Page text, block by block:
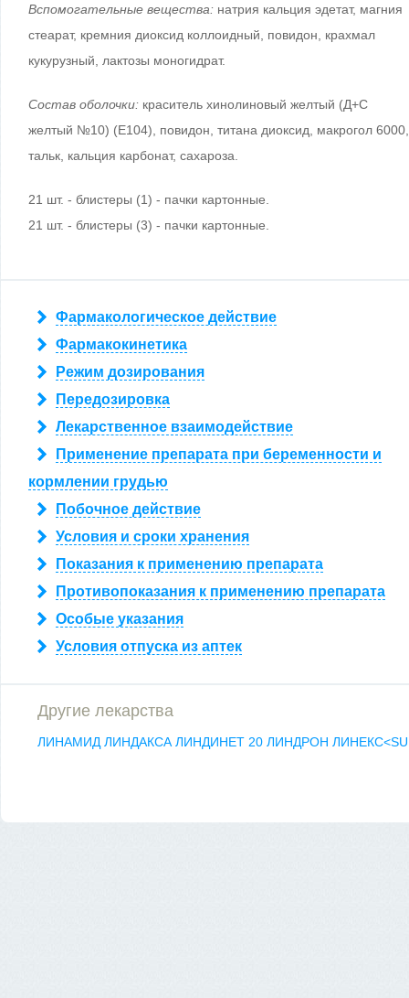
Вспомогательные вещества: натрия кальция эдетат, магния
стеарат, кремния диоксид коллоидный, повидон, крахмал
кукурузный, лактозы моногидрат.
Состав оболочки: краситель хинолиновый желтый (Д+С
желтый №10) (Е104), повидон, титана диоксид, макрогол 6000,
тальк, кальция карбонат, сахароза.
21 шт. - блистеры (1) - пачки картонные.
21 шт. - блистеры (3) - пачки картонные.
Фармакологическое действие
Фармакокинетика
Режим дозирования
Передозировка
Лекарственное взаимодействие
Применение препарата при беременности и
кормлении грудью
Побочное действие
Условия и сроки хранения
Показания к применению препарата
Противопоказания к применению препарата
Особые указания
Условия отпуска из аптек
Другие лекарства
ЛИНАМИД ЛИНДАКСА ЛИНДИНЕТ 20 ЛИНДРОН